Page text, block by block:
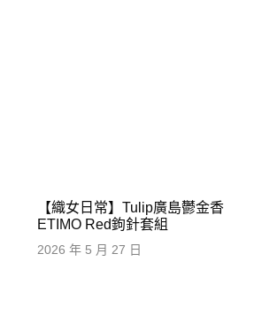
【織女日常】Tulip廣島鬱金香
ETIMO Red鉤針套組
2026 年 5 月 27 日